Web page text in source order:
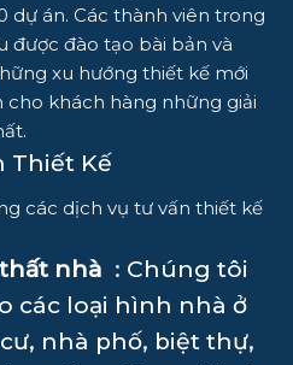
dự án. Các thành viên trong
được đào tạo bài bản và
xu hướng thiết kế mới
khách hàng những giải
Thiết Kế
các dịch vụ tư vấn thiết kế
nhà : Chúng tôi
các loại hình nhà ở
nhà phố, biệt thự,